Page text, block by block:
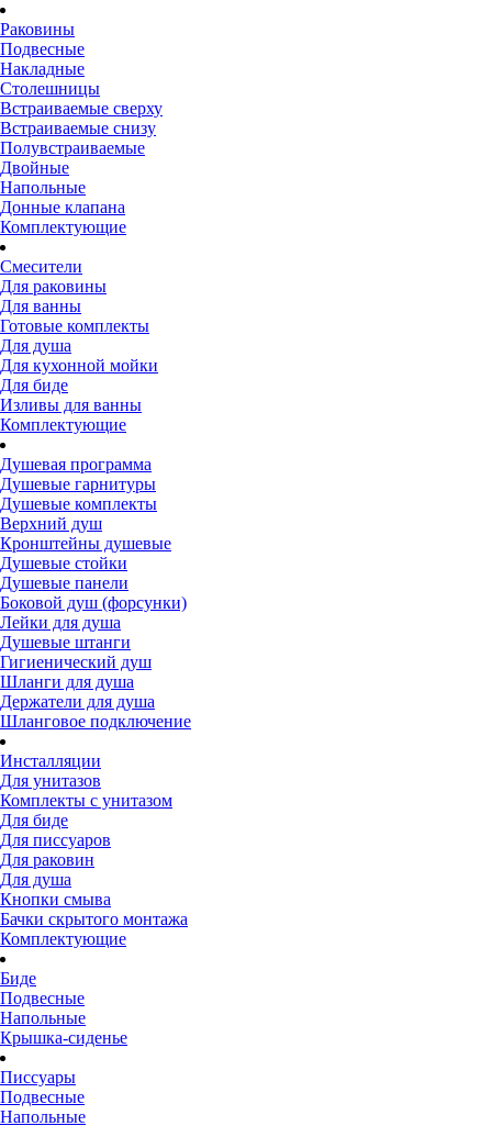
Раковины
Подвесные
Накладные
Столешницы
Встраиваемые сверху
Встраиваемые снизу
Полувстраиваемые
Двойные
Напольные
Донные клапана
Комплектующие
Смесители
Для раковины
Для ванны
Готовые комплекты
Для душа
Для кухонной мойки
Для биде
Изливы для ванны
Комплектующие
Душевая программа
Душевые гарнитуры
Душевые комплекты
Верхний душ
Кронштейны душевые
Душевые стойки
Душевые панели
Боковой душ (форсунки)
Лейки для душа
Душевые штанги
Гигиенический душ
Шланги для душа
Держатели для душа
Шланговое подключение
Инсталляции
Для унитазов
Комплекты с унитазом
Для биде
Для писсуаров
Для раковин
Для душа
Кнопки смыва
Бачки скрытого монтажа
Комплектующие
Биде
Подвесные
Напольные
Крышка-сиденье
Писсуары
Подвесные
Напольные